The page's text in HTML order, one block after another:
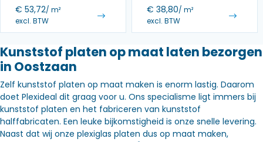
€ 53,72/ m²
excl. BTW
€ 38,80/ m²
excl. BTW
Kunststof platen op maat laten bezorgen
in Oostzaan
Zelf kunststof platen op maat maken is enorm lastig. Daarom
doet Plexideal dit graag voor u. Ons specialisme ligt immers bij
kunststof platen en het fabriceren van kunststof
halffabricaten. Een leuke bijkomstigheid is onze snelle levering.
Naast dat wij onze plexiglas platen dus op maat maken,